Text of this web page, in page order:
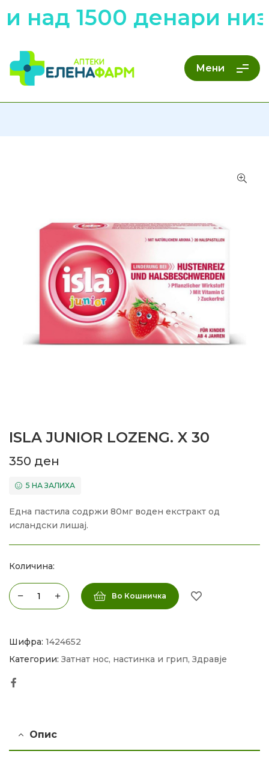
1500 денари низ
Мени
ISLA JUNIOR LOZENG. X 30
350 ден
5 НА ЗАЛИХА
Една пастила содржи 80мг воден екстракт од
исландски лишај.
Количина:
Во Кошничка
Шифра: 1424652
Категории: Затнат нос, настинка и грип, Здравје
Опис